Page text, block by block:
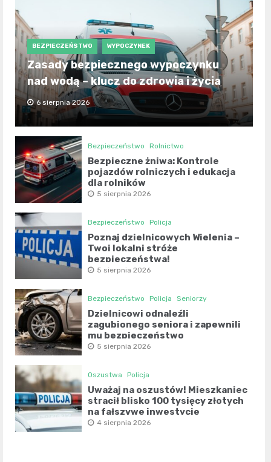
BEZPIECZEŃSTWO WYPOCZYNEK
Zasady bezpiecznego wypoczynku
nad wodą – klucz do zdrowia i życia
6 sierpnia 2026
Bezpieczeństwo Rolnictwo
Bezpieczne żniwa: Kontrole
pojazdów rolniczych i edukacja
dla rolników
5 sierpnia 2026
Bezpieczeństwo Policja
Poznaj dzielnicowych Wielenia –
Twoi lokalni stróże
bezpieczeństwa!
5 sierpnia 2026
Bezpieczeństwo Policja Seniorzy
Dzielnicowi odnaleźli
zagubionego seniora i zapewnili
mu bezpieczeństwo
5 sierpnia 2026
Oszustwa Policja
Uważaj na oszustów! Mieszkaniec
stracił blisko 100 tysięcy złotych
na fałszywe inwestycje
4 sierpnia 2026